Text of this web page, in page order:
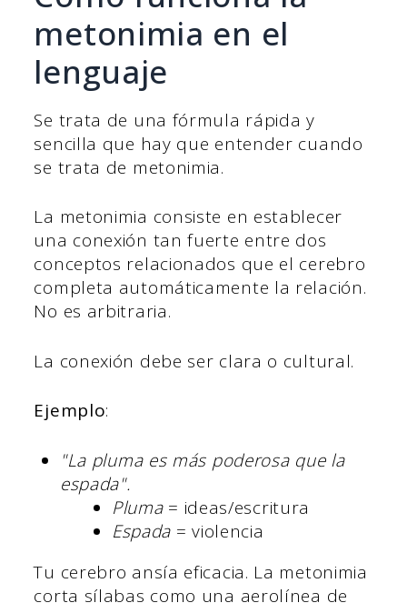
metonimia en el
lenguaje
Se trata de una fórmula rápida y
sencilla que hay que entender cuando
se trata de metonimia.
La metonimia consiste en establecer
una conexión tan fuerte entre dos
conceptos relacionados que el cerebro
completa automáticamente la relación.
No es arbitraria.
La conexión debe ser clara o cultural.
Ejemplo:
"La pluma es más poderosa que la
espada".
Pluma= ideas/escritura
Espada = violencia
Tu cerebro ansía eficacia. La metonimia
corta sílabas como una aerolínea de